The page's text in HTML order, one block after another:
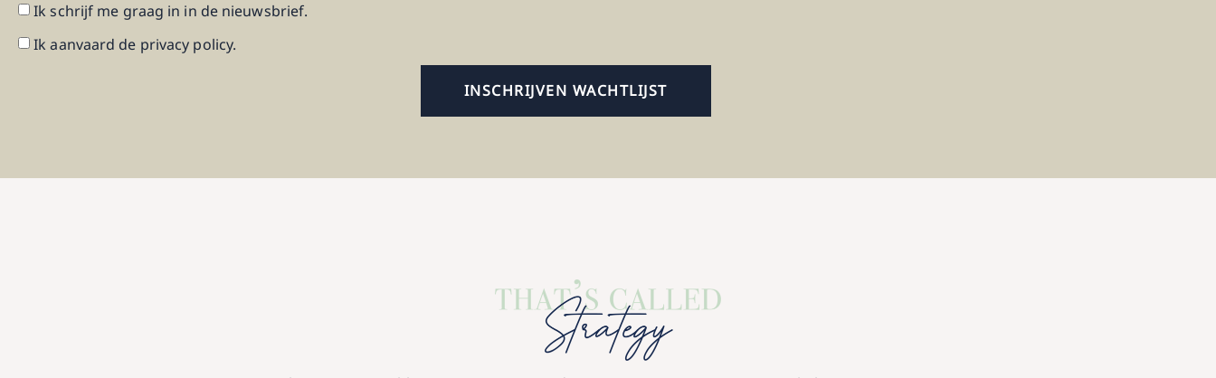
Ik schrijf me graag in in de nieuwsbrief.
Ik aanvaard de privacy policy.
INSCHRIJVEN WACHTLIJST